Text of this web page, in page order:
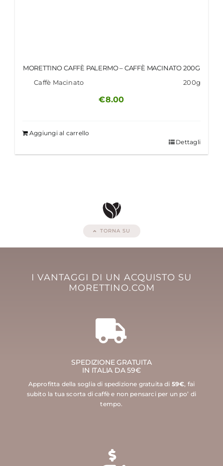
MORETTINO CAFFÈ PALERMO – CAFFÈ MACINATO 200G
Caffè Macinato
200g
€8.00
Aggiungi al carrello
Dettagli
TORNA SU
I VANTAGGI DI UN ACQUISTO SU
MORETTINO.COM
SPEDIZIONE GRATUITA
IN ITALIA DA 59€
Approfitta della soglia di spedizione gratuita di 59€, fai
subito la tua scorta di caffè e non pensarci per un po’ di
tempo.